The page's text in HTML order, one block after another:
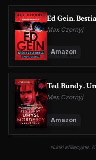
Ed Gein.
Max Czornyj
Amazon
Ted Bundy.
Max Czornyj
Amazon
*Linki afiliacyjne.